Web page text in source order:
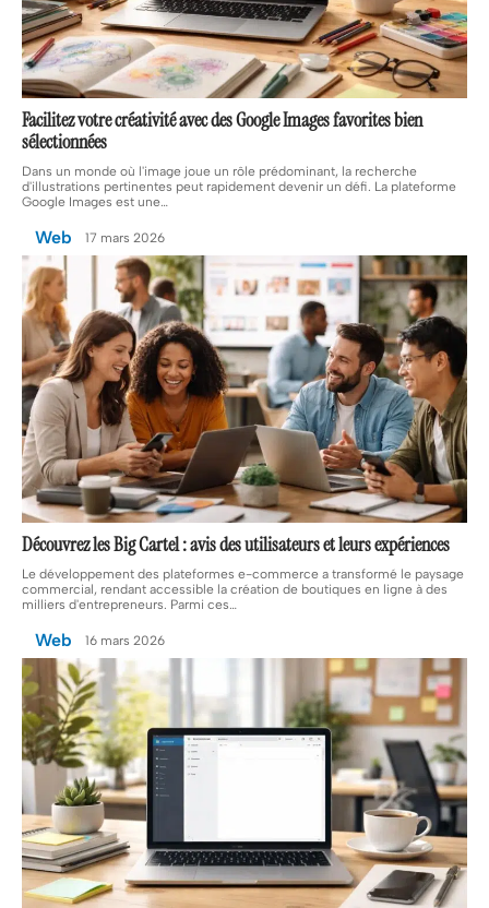
Facilitez votre créativité avec des Google Images favorites bien
sélectionnées
Dans un monde où l'image joue un rôle prédominant, la recherche
d'illustrations pertinentes peut rapidement devenir un défi. La plateforme
Google Images est une…
Web 17 mars 2026
Découvrez les Big Cartel : avis des utilisateurs et leurs expériences
Le développement des plateformes e-commerce a transformé le paysage
commercial, rendant accessible la création de boutiques en ligne à des
milliers d'entrepreneurs. Parmi ces…
Web 16 mars 2026